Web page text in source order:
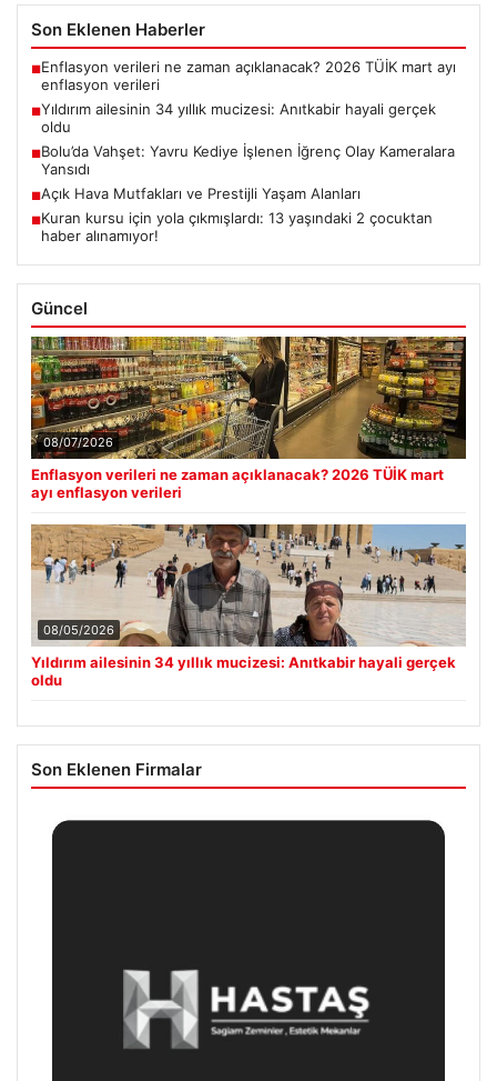
Son Eklenen Haberler
■Enflasyon verileri ne zaman açıklanacak? 2026 TÜİK mart ayı
enflasyon verileri
■Yıldırım ailesinin 34 yıllık mucizesi: Anıtkabir hayali gerçek
oldu
■Bolu’da Vahşet: Yavru Kediye İşlenen İğrenç Olay Kameralara
Yansıdı
■Açık Hava Mutfakları ve Prestijli Yaşam Alanları
■Kuran kursu için yola çıkmışlardı: 13 yaşındaki 2 çocuktan
haber alınamıyor!
Güncel
08/07/2026
Enflasyon verileri ne zaman açıklanacak? 2026 TÜİK mart
ayı enflasyon verileri
08/05/2026
Yıldırım ailesinin 34 yıllık mucizesi: Anıtkabir hayali gerçek
oldu
Son Eklenen Firmalar